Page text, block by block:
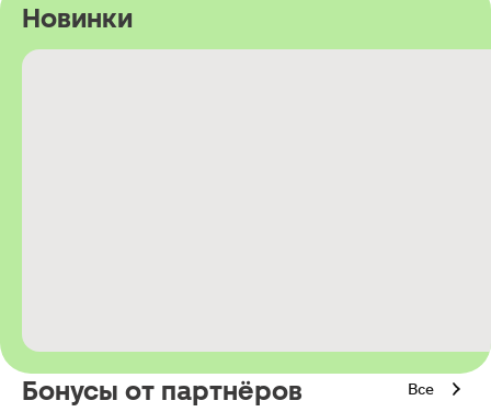
Новинки
Бонусы от партнёров Все